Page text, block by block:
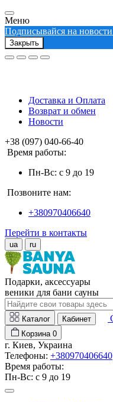
Меню
Подписывайся на
Закрыть
Доставка и Оплата
Возврат и обмен
Новости
+38 (097) 040-66-40
Время работы:
Пн-Вс: с 9 до 19
Позвоните нам:
+380970406640
Перейти в контакты
ua ru
Подарки, аксессуары
веники для бани сауны
Каталог Кабинет
Корзина 0
г. Киев, Украина
Телефоны: +380970406640
Время работы:
Пн-Вс: с 9 до 19